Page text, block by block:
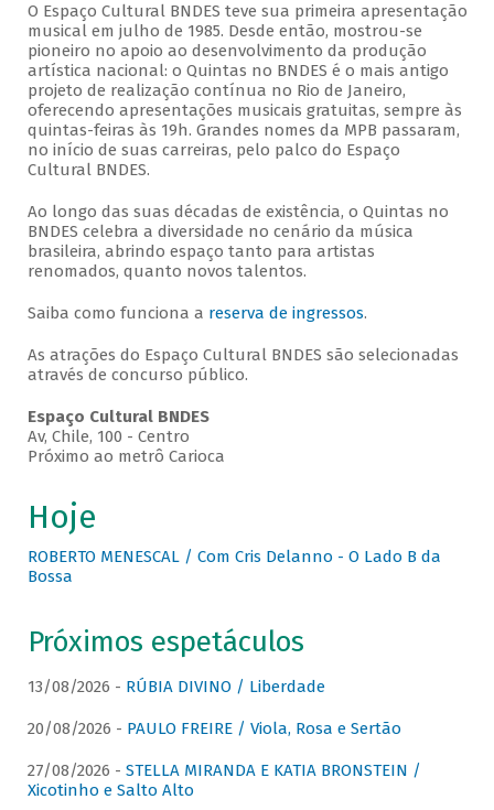
O Espaço Cultural BNDES teve sua primeira apresentação
musical em julho de 1985. Desde então, mostrou-se
pioneiro no apoio ao desenvolvimento da produção
artística nacional: o Quintas no BNDES é o mais antigo
projeto de realização contínua no Rio de Janeiro,
oferecendo apresentações musicais gratuitas, sempre às
quintas-feiras às 19h. Grandes nomes da MPB passaram,
no início de suas carreiras, pelo palco do Espaço
Cultural BNDES.
Ao longo das suas décadas de existência, o Quintas no
BNDES celebra a diversidade no cenário da música
brasileira, abrindo espaço tanto para artistas
renomados, quanto novos talentos.
Saiba como funciona a reserva de ingressos.
As atrações do Espaço Cultural BNDES são selecionadas
através de concurso público.
Espaço Cultural BNDES
Av, Chile, 100 - Centro
Próximo ao metrô Carioca
Hoje
ROBERTO MENESCAL / Com Cris Delanno - O Lado B da
Bossa
Próximos espetáculos
13/08/2026 - RÚBIA DIVINO / Liberdade
20/08/2026 - PAULO FREIRE / Viola, Rosa e Sertão
27/08/2026 - STELLA MIRANDA E KATIA BRONSTEIN /
Xicotinho e Salto Alto